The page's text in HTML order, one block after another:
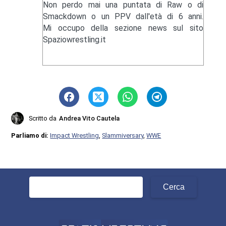
Non perdo mai una puntata di Raw o di
Smackdown o un PPV dall'età di 6 anni.
Mi occupo della sezione news sul sito
Spaziowrestling.it
Scritto da Andrea Vito Cautela
Parliamo di:Impact Wrestling ,Slammiversary,WWE